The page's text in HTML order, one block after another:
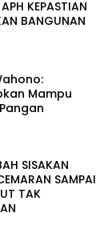
KEPASTIAN
BANGUNAN
Mampu
SISAKAN
SAMPAI
TAK